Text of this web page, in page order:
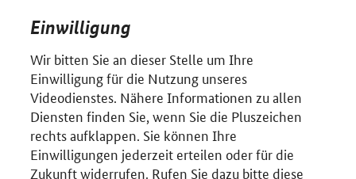
Einwilligung
Wir bitten Sie an dieser Stelle um Ihre
Einwilligung für die Nutzung unseres
Videodienstes. Nähere Informationen zu allen
Diensten finden Sie, wenn Sie die Pluszeichen
rechts aufklappen. Sie können Ihre
Einwilligungen jederzeit erteilen oder für die
Zukunft widerrufen. Rufen Sie dazu bitte diese